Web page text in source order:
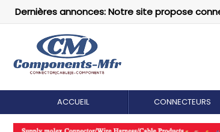
Dernières annonces: Notre site propose
ACCUEIL CONNECTEURS